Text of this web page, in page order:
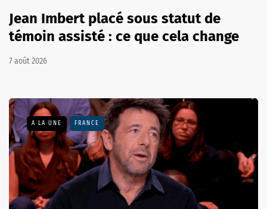
Jean Imbert placé sous statut de
témoin assisté : ce que cela change
7 août 2026
A LA UNE FRANCE